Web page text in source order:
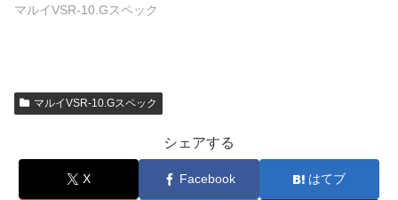
マルイVSR-10.Gスペック
マルイVSR-10.Gスペック
シェアする
X Facebook はてブ